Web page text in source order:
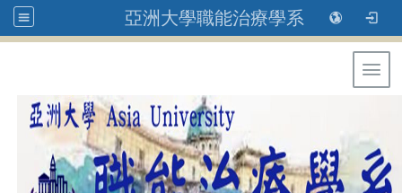
亞洲大學職能治療學系